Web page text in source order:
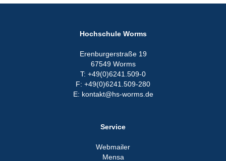
Hochschule Worms
Erenburgerstraße 19
67549 Worms
T: +49(0)6241.509-0
F: +49(0)6241.509-280
E: kontakt@hs-worms.de
Service
Webmailer
Mensa